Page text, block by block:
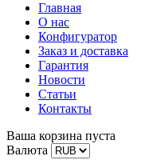
Главная
О нас
Конфигуратор
Заказ и доставка
Гарантия
Новости
Статьи
Контакты
Ваша корзина пуста
Валюта